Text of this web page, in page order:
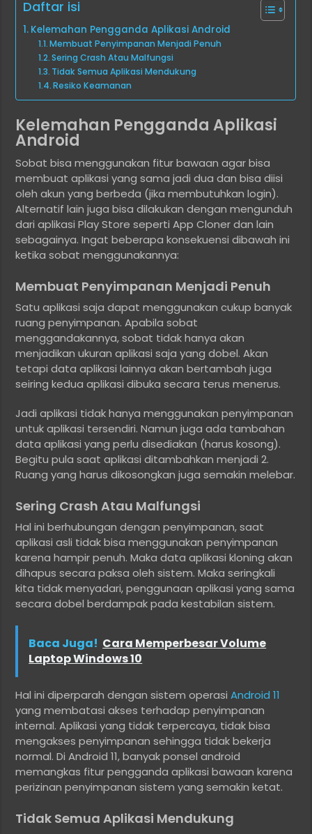
Daftar isi
Kelemahan Pengganda Aplikasi Android
Membuat Penyimpanan Menjadi Penuh
Sering Crash Atau Malfungsi
Tidak Semua Aplikasi Mendukung
Resiko Keamanan
Kelemahan Pengganda Aplikasi
Android
Sobat bisa menggunakan fitur bawaan agar bisa
membuat aplikasi yang sama jadi dua dan bisa diisi
oleh akun yang berbeda (jika membutuhkan login).
Alternatif lain juga bisa dilakukan dengan mengunduh
dari aplikasi Play Store seperti App Cloner dan lain
sebagainya. Ingat beberapa konsekuensi dibawah ini
ketika sobat menggunakannya:
Membuat Penyimpanan Menjadi Penuh
Satu aplikasi saja dapat menggunakan cukup banyak
ruang penyimpanan. Apabila sobat
menggandakannya, sobat tidak hanya akan
menjadikan ukuran aplikasi saja yang dobel. Akan
tetapi data aplikasi lainnya akan bertambah juga
seiring kedua aplikasi dibuka secara terus menerus.
Jadi aplikasi tidak hanya menggunakan penyimpanan
untuk aplikasi tersendiri. Namun juga ada tambahan
data aplikasi yang perlu disediakan (harus kosong).
Begitu pula saat aplikasi ditambahkan menjadi 2.
Ruang yang harus dikosongkan juga semakin melebar.
Sering Crash Atau Malfungsi
Hal ini berhubungan dengan penyimpanan, saat
aplikasi asli tidak bisa menggunakan penyimpanan
karena hampir penuh. Maka data aplikasi kloning akan
dihapus secara paksa oleh sistem. Maka seringkali
kita tidak menyadari, penggunaan aplikasi yang sama
secara dobel berdampak pada kestabilan sistem.
Baca Juga! Cara Memperbesar Volume
Laptop Windows 10
Hal ini diperparah dengan sistem operasiAndroid 11
yang membatasi akses terhadap penyimpanan
internal. Aplikasi yang tidak terpercaya, tidak bisa
mengakses penyimpanan sehingga tidak bekerja
normal. Di Android 11, banyak ponsel android
memangkas fitur pengganda aplikasi bawaan karena
perizinan penyimpanan sistem yang semakin ketat.
Tidak Semua Aplikasi Mendukung